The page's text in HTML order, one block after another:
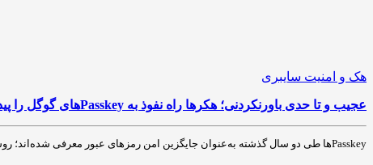
هک و امنیت سایبری
عجیب و تا حدی باورنکردنی؛ هکرها راه نفوذ به Passkeyهای گوگل را پیدا کردند
Passkeyها طی دو سال گذشته به‌عنوان جایگزین امن رمزهای عبور معرفی شده‌اند؛ روشی که قرار است هم دردسر حفظ رمزهای پیچیده را از بین ببرد و هم…